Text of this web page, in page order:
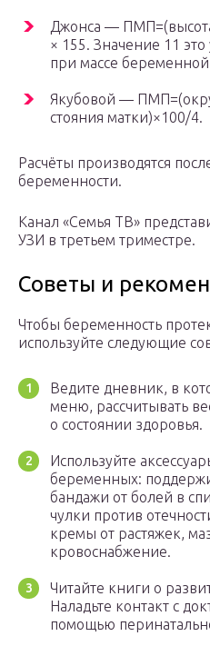
Джонса —
× 155. Значение 11
при массе беременной
Якубовой —
стояния матки)×100/4.
Расчёты производятся
беременности.
Канал «Семья ТВ»
УЗИ в третьем триместре.
Советы и
Чтобы беременность
используйте следующие
Ведите дневник, в
меню, рассчитывать
о состоянии здоровья.
Используйте
беременных:
бандажи от болей в
чулки против
кремы от растяжек,
кровоснабжение.
Читайте книги о
Наладьте контакт с
помощью